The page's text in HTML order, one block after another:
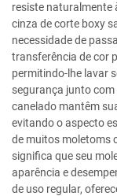
resiste naturalmente
cinza de corte boxy
necessidade de
transferência de cor
permitindo-lhe lavar
segurança junto
canelado mantêm
evitando o aspecto
de muitos moletoms
significa que seu
aparência e
de uso regular,